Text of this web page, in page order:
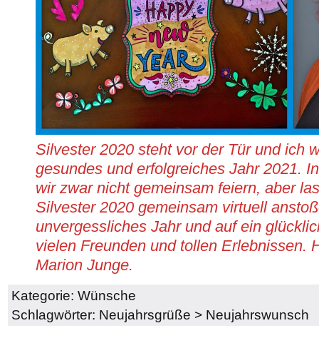
Silvester 2020 steht vor der Tür und ich
gesundes und erfolgreiches Jahr 2021.
wir zwar nicht gemeinsam feiern, aber
Silvester 2020 gemeinsam virtuell
unvergessliches Jahr und auf ein
vielen Freunden und tollen Erlebnissen.
Marion Junge.
Kategorie: Wünsche
Schlagwörter: Neujahrsgrüße > Neujahrswunsch